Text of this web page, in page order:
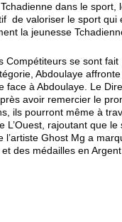
dans le sport,
de valoriser le sport
la jeunesse
Compétiteurs se sont
Abdoulaye
à Abdoulaye. Le
avoir remercier le
ils pourront même à
rajoutant que
Ghost Mg a
des médailles en Argent